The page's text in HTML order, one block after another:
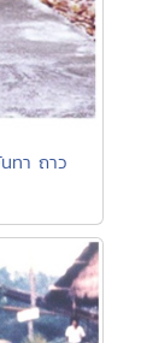
ทา ถาว